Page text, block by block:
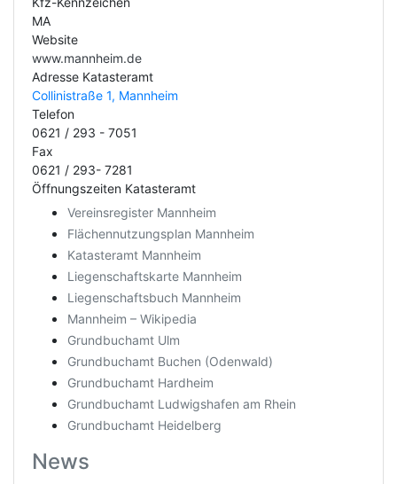
MA
Website
www.mannheim.de
Adresse Katasteramt
Collinistraße 1, Mannheim
Telefon
0621 / 293 - 7051
Fax
0621 / 293- 7281
Öffnungszeiten Katasteramt
Vereinsregister Mannheim
Flächennutzungsplan Mannheim
Katasteramt Mannheim
Liegenschaftskarte Mannheim
Liegenschaftsbuch Mannheim
Mannheim – Wikipedia
Grundbuchamt Ulm
Grundbuchamt Buchen (Odenwald)
Grundbuchamt Hardheim
Grundbuchamt Ludwigshafen am Rhein
Grundbuchamt Heidelberg
News